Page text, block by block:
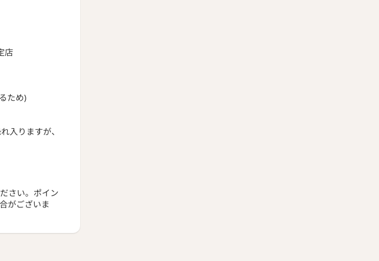
店
ため)
入りますが、
さい。ポイン
がございま